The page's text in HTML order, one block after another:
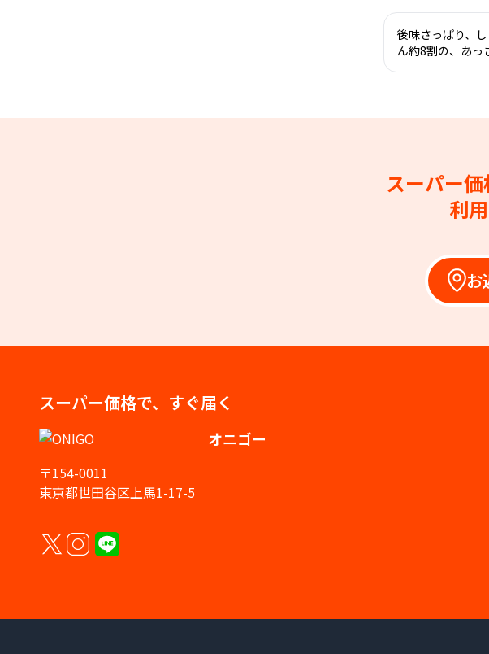
後味さっぱり、
ん約8割の、あっ
スーパー
利
お
スーパー価格で、すぐ届く
オニゴー
〒154-0011
東京都世田谷区上馬1-17-5